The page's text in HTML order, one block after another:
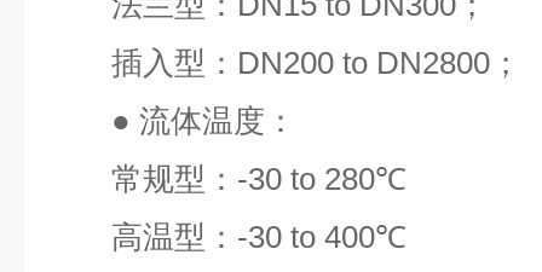
插入型： DN200 to DN2800 ；
● 流体温度：
常规型： -30 to 280℃
高温型： -30 to 400℃